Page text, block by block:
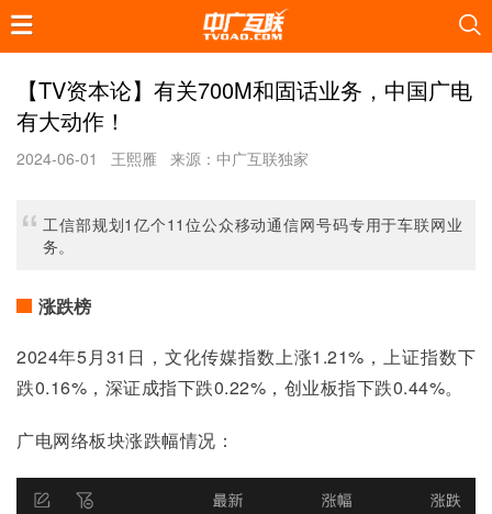
【TV资本论】有关700M和固话业务，中国广电
有大动作！
2024-06-01 王熙雁 来源：中广互联独家
工信部规划1亿个11位公众移动通信网号码专用于车联网业
务。
涨跌榜
2024年5月31日，文化传媒指数上涨1.21%，上证指数下
跌0.16%，深证成指下跌0.22%，创业板指下跌0.44%。
广电网络板块涨跌幅情况：